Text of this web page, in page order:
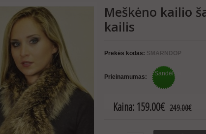
Meškėno kailio
kailis
Prekės kodas: SMARNDOP
Prieinamumas: Sandėlyje
Kaina: 159.00€ 249.00€